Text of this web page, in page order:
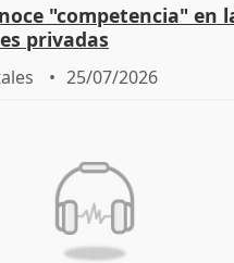
"competencia" en
privadas
25/07/2026